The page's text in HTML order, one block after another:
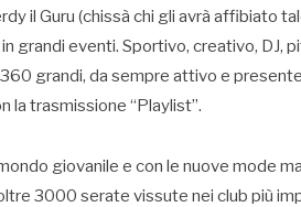
il Guru (chissà chi gli avrà affibiato
grandi eventi. Sportivo, creativo, DJ,
grandi, da sempre attivo e
la trasmissione “Playlist”.
giovanile e con le nuove mode
3000 serate vissute nei club più